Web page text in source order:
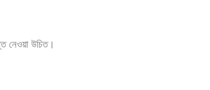
নেওয়া উচিত।